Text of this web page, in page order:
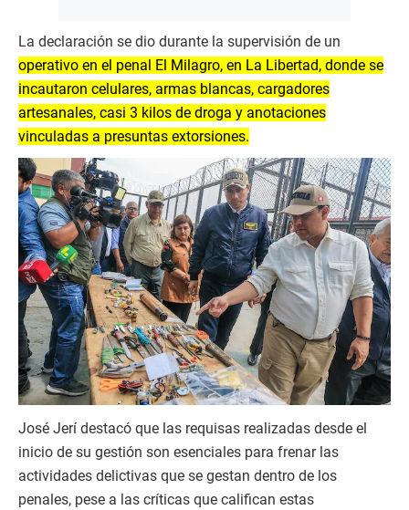
La declaración se dio durante la supervisión de un
operativo en el penal El Milagro, en La Libertad, donde se
incautaron celulares, armas blancas, cargadores
artesanales, casi 3 kilos de droga y anotaciones
vinculadas a presuntas extorsiones.
José Jerí destacó que las requisas realizadas desde el
inicio de su gestión son esenciales para frenar las
actividades delictivas que se gestan dentro de los
penales, pese a las críticas que califican estas